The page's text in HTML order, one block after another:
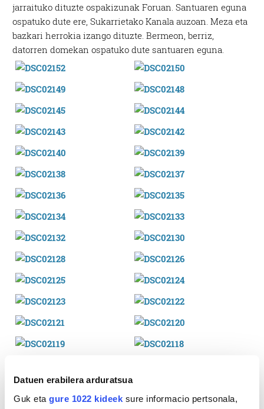
Datuen erabilera arduratsua
Guk eta gure 1022 kideek sure informacio pertsonala,
jarraituko dituzte ospakizunak Foruan. Santuaren eguna
ospatuko dute ere, Sukarrietako Kanala auzoan. Meza eta
bazkari herrokia izango dituzte. Bermeon, berriz,
datorren domekan ospatuko dute santuaren eguna.